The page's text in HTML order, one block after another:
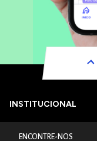
INSTITUCIONAL
ENCONTRE-NOS